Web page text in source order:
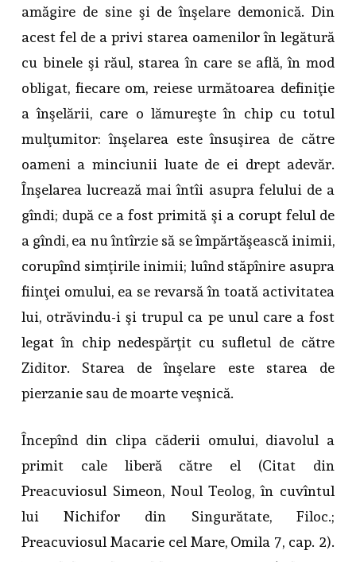
amăgire de sine şi de înşelare demonică. Din
acest fel de a privi starea oamenilor în legătură
cu binele şi răul, starea în care se află, în mod
obligat, fiecare om, reiese următoarea definiţie
a înşelării, care o lămureşte în chip cu totul
mulţumitor: înşelarea este însuşirea de către
oameni a minciunii luate de ei drept adevăr.
Înşelarea lucrează mai întîi asupra felului de a
gîndi; după ce a fost primită şi a corupt felul de
a gîndi, ea nu întîrzie să se împărtăşească inimii,
corupînd simţirile inimii; luînd stăpînire asupra
fiinţei omului, ea se revarsă în toată activitatea
lui, otrăvindu-i şi trupul ca pe unul care a fost
legat în chip nedespărţit cu sufletul de către
Ziditor. Starea de înşelare este starea de
pierzanie sau de moarte veşnică.
Începînd din clipa căderii omului, diavolul a
primit cale liberă către el (Citat din
Preacuviosul Simeon, Noul Teolog, în cuvîntul
lui Nichifor din Singurătate, Filoc.;
Preacuviosul Macarie cel Mare, Omila 7, cap. 2).